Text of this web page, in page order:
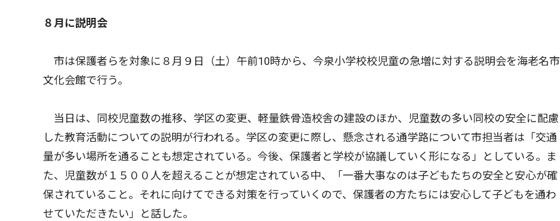
８月に説明会
市は保護者らを対象に８月９日（土）午前10時から、今泉小学校校児童の急増に対する説明会を海老名市
文化会館で行う。
当日は、同校児童数の推移、学区の変更、軽量鉄骨造校舎の建設のほか、児童数の多い同校の安全に配慮
した教育活動についての説明が行われる。学区の変更に際し、懸念される通学路について市担当者は「交通
量が多い場所を通ることも想定されている。今後、保護者と学校が協議していく形になる」としている。ま
た、児童数が１５００人を超えることが想定されている中、「一番大事なのは子どもたちの安全と安心が確
保されていること。それに向けてできる対策を行っていくので、保護者の方たちには安心して子どもを通わ
せていただきたい」と話した。